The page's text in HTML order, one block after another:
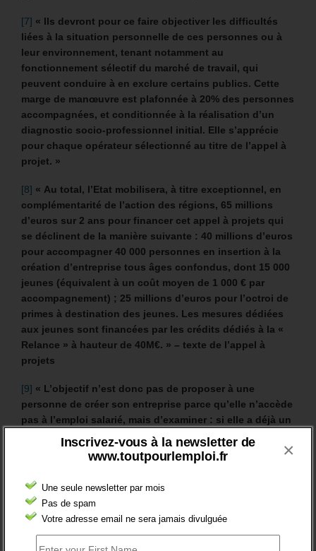
Inscrivez-vous à la newsletter de
www.toutpourlemploi.fr
Une seule newsletter par mois
Pas de spam
Votre adresse email ne sera jamais divulguée
×
[7] « Ils devront pour ce faire objectiver les difficultés
liées à la situation personnelle de ces personnes ou à
leur environnement, tenant notamment au
fonctionnement sélectif du marché de travail, qui
peuvent conduire à en exclure certains publics. Cette
marge de manœuvre est plafonnée à 20% des personnes
accompagnées, et conditionnée à la réalisation d’un
diagnostic socio-professionnel initial. Elle s’apprécie
pour chaque opérateur sélectionné au titre de l’appel à
projet. »
[8] « Au total, l’Etat mobilisera, à titre exceptionnel, en
complémentarité de l’action des régions, 65 millions
d’euros sur 2 ans pour financer cet appel à projets qui
se déclinent de la manière suivante : 40 millions d’euros
pour accompagner 40 000 personnes en insertion à la
création d’entreprise tous âges confondus, dont 15 000
jeunes (équivalent à un coût moyen de 1 000 € par
accompagnement) ; 25 millions d’euros pour l’octroi de
primes à destination des jeunes. Les mesures dédiées
aux jeunes sont financées par les crédits dédiés à la «
Relance » à hauteur de 40M€. » – texte de l’appel à
projets
[9] « L’objectif n’est donc pas de proposer à une
personne de créer son entreprise parce qu’elle n’accède
pas à l’emploi salarié, mais d’examiner : si elle a déjà un
projet de création d’entreprise qu’un accompagnement
permettrait de concrétiser ; ou si la création d’entreprise
pourrait être pour elle la bonne solution pour
concrétiser un projet professionnel qui n’avait
jusqu’alors pas été envisagé sous cette forme. »
« Cette mesure vise à soutenir le jeune pour la mise